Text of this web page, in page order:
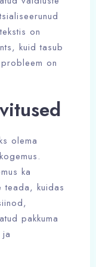
on
kuid tasub
on
olema
ka
teada, kuidas
pakkuma